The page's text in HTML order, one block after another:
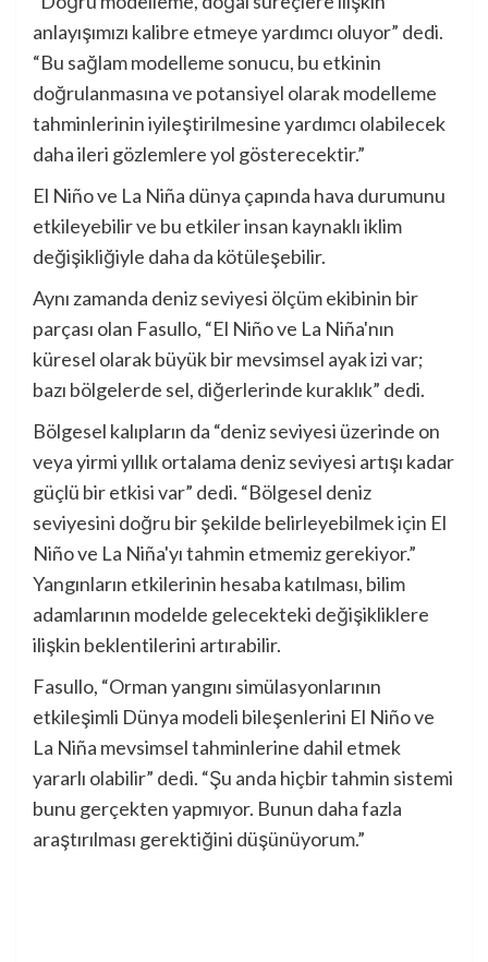
anlayışımızı kalibre etmeye yardımcı oluyor” dedi.
“Bu sağlam modelleme sonucu, bu etkinin
doğrulanmasına ve potansiyel olarak modelleme
tahminlerinin iyileştirilmesine yardımcı olabilecek
daha ileri gözlemlere yol gösterecektir.”
El Niño ve La Niña dünya çapında hava durumunu
etkileyebilir ve bu etkiler insan kaynaklı iklim
değişikliğiyle daha da kötüleşebilir.
Aynı zamanda deniz seviyesi ölçüm ekibinin bir
parçası olan Fasullo, “El Niño ve La Niña'nın
küresel olarak büyük bir mevsimsel ayak izi var;
bazı bölgelerde sel, diğerlerinde kuraklık” dedi.
Bölgesel kalıpların da “deniz seviyesi üzerinde on
veya yirmi yıllık ortalama deniz seviyesi artışı kadar
güçlü bir etkisi var” dedi. “Bölgesel deniz
seviyesini doğru bir şekilde belirleyebilmek için El
Niño ve La Niña'yı tahmin etmemiz gerekiyor.”
Yangınların etkilerinin hesaba katılması, bilim
adamlarının modelde gelecekteki değişikliklere
ilişkin beklentilerini artırabilir.
Fasullo, “Orman yangını simülasyonlarının
etkileşimli Dünya modeli bileşenlerini El Niño ve
La Niña mevsimsel tahminlerine dahil etmek
yararlı olabilir” dedi. “Şu anda hiçbir tahmin sistemi
bunu gerçekten yapmıyor. Bunun daha fazla
araştırılması gerektiğini düşünüyorum.”